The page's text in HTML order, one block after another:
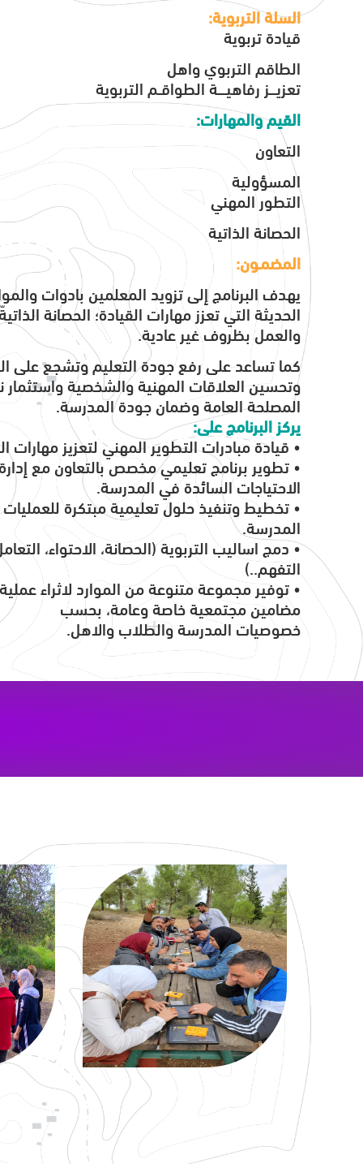
السلة التربوية:
قيادة تربوية
الطاقم التربوي واهل
تعزيــــز رفاهيـــــة الطواقــم التربوية
القيم والمهارات:
التعاون
المسؤولية
التطور المهني
الحصانة الذاتية
المضمـون:
يهدف البرنامج إلى تزويد المعلمين بادوات
الحديثة التي تعزز مهارات القيادة؛ الحصانة
والعمل بظروف غير عادية.
كما تساعد على رفع جودة التعليم وتشجع على
وتحسين العلاقات المهنية والشخصية
المصلحة العامة وضمان جودة المدرسة.
يركز البرنامج على:
• قيادة مبادرات التطوير المهني لتعزيز مهارات
• تطوير برنامج تعليمي مخصص بالتعاون مع
الاحتياجات السائدة في المدرسة.
• تخطيط وتنفيذ حلول تعليمية مبتكرة للعمليات
المدرسة.
• دمج اساليب التربوية (الحصانة، الاحتواء،
التفهم..)
• توفير مجموعة متنوعة من الموارد لاثراء
مضامين مجتمعية خاصة وعامة، بحسب
خصوصيات المدرسة والطلاب والاهل.